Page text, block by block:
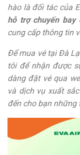
hào là đối tác của
hỗ trợ chuyến
cung cấp thông tin
Để mua vé tại Đà
tôi để nhận được
dàng đặt vé qua
và dịch vụ xuất
đến cho bạn những